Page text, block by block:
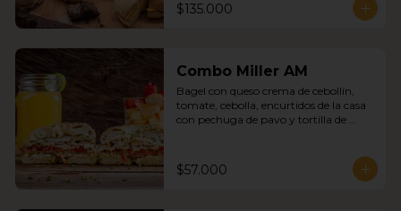
$135.000
Combo Miller AM
Bagel con queso crema de cebollín,
tomate, cebolla, encurtidos de la casa
con pechuga de pavo y tortilla de
$57.000